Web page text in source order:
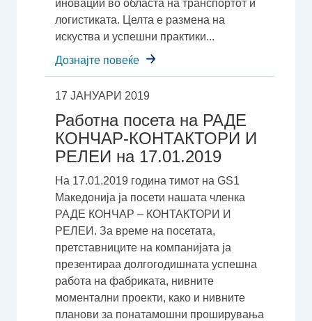
иновации во областа на транспортот и
логистиката. Целта е размена на
искуства и успешни практики...
Дознајте повеќе
17 ЈАНУАРИ 2019
Работна посета на РАДЕ
КОНЧАР-КОНТАКТОРИ И
РЕЛЕИ на 17.01.2019
На 17.01.2019 година тимот на GS1
Македонија ја посети нашата членка
РАДЕ КОНЧАР – КОНТАКТОРИ И
РЕЛЕИ. За време на посетата,
претставниците на компанијата ја
презентираа долгогодишната успешна
работа на фабриката, нивните
моментални проекти, како и нивните
планови за понатамошни проширувања